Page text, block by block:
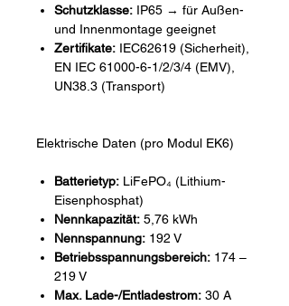
Schutzklasse: IP65 → für Außen-
und Innenmontage geeignet
Zertifikate: IEC62619 (Sicherheit),
EN IEC 61000-6-1/2/3/4 (EMV),
UN38.3 (Transport)
Elektrische Daten (pro Modul EK6)
Batterietyp: LiFePO₄ (Lithium-
Eisenphosphat)
Nennkapazität: 5,76 kWh
Nennspannung: 192 V
Betriebsspannungsbereich: 174 –
219 V
Max. Lade-/Entladestrom: 30 A